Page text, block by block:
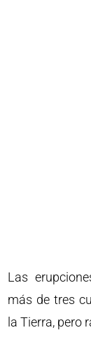
Las
más de tres
la Tierra, pero